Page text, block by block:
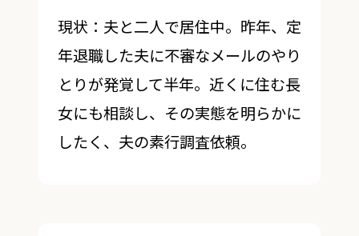
現状：夫と二人で居住中。昨年、定
年退職した夫に不審なメールのやり
とりが発覚して半年。近くに住む長
女にも相談し、その実態を明らかに
したく、夫の素行調査依頼。